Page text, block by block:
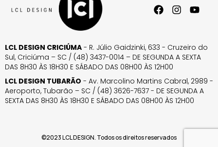
LCL DESIGN CRICIÚMA - R. Júlio Gaidzinki, 633 - Cruzeiro do
Sul, Criciúma – SC / (48) 3437-0014 – DE SEGUNDA A SEXTA
DAS 8H30 ÀS 18H30 E SÁBADO DAS 08H00 ÀS 12H00
LCL DESIGN TUBARÃO - Av. Marcolino Martins Cabral, 2989 -
Aeroporto, Tubarão – SC / (48) 3626-7637 - DE SEGUNDA A
SEXTA DAS 8H30 ÀS 18H30 E SÁBADO DAS 08H00 ÀS 12H00
©2023 LCL DESIGN. Todos os direitos reservados